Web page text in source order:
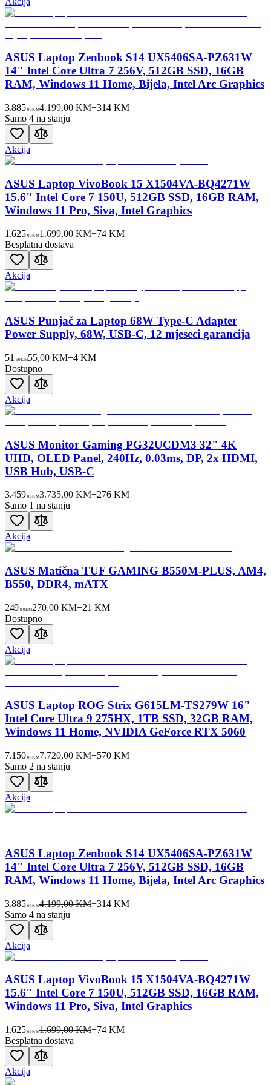
ASUS Laptop Zenbook S14 UX5406SA-PZ631W
14" Intel Core Ultra 7 256V, 512GB SSD, 16GB
RAM, Windows 11 Home, Bijela, Intel Arc Graphics
3.885 00KM4.199,00 KM−314KM
Samo 4 na stanju
Akcija
ASUS Laptop VivoBook 15 X1504VA-BQ4271W
15.6" Intel Core 7 150U, 512GB SSD, 16GB RAM,
Windows 11 Pro, Siva, Intel Graphics
1.625 00KM1.699,00 KM−74KM
Besplatna dostava
Akcija
ASUS Punjač za Laptop 68W Type-C Adapter
Power Supply, 68W, USB-C, 12 mjeseci garancija
51 50KM55,00 KM−4KM
Dostupno
Akcija
ASUS Monitor Gaming PG32UCDM3 32" 4K
UHD, OLED Panel, 240Hz, 0.03ms, DP, 2x HDMI,
USB Hub, USB-C
3.459 00KM3.735,00 KM−276KM
Samo 1 na stanju
Akcija
ASUS Matična TUF GAMING B550M-PLUS, AM4,
B550, DDR4, mATX
249 00KM270,00 KM−21 KM
Dostupno
Akcija
ASUS Laptop ROG Strix G615LM-TS279W 16"
Intel Core Ultra 9 275HX, 1TB SSD, 32GB RAM,
Windows 11 Home, NVIDIA GeForce RTX 5060
7.150 00KM7.720,00 KM−570KM
Samo 2 na stanju
Akcija
ASUS Laptop Zenbook S14 UX5406SA-PZ631W
14" Intel Core Ultra 7 256V, 512GB SSD, 16GB
RAM, Windows 11 Home, Bijela, Intel Arc Graphics
3.885 00KM4.199,00 KM−314KM
Samo 4 na stanju
Akcija
ASUS Laptop VivoBook 15 X1504VA-BQ4271W
15.6" Intel Core 7 150U, 512GB SSD, 16GB RAM,
Windows 11 Pro, Siva, Intel Graphics
1.625 00KM1.699,00 KM−74KM
Besplatna dostava
Akcija